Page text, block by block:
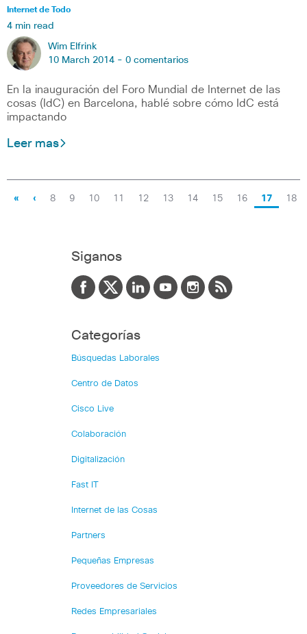
Internet de Todo
4 min read
Wim Elfrink
10 March 2014 - 0 comentarios
En la inauguración del Foro Mundial de Internet de las
cosas (IdC) en Barcelona, hablé sobre cómo IdC está
impactando
Leer mas
« ‹ 8 9 10 11 12 13 14 15 16 17 18
Siganos
Categorías
Búsquedas Laborales
Centro de Datos
Cisco Live
Colaboración
Digitalización
Fast IT
Internet de las Cosas
Partners
Pequeñas Empresas
Proveedores de Servicios
Redes Empresariales